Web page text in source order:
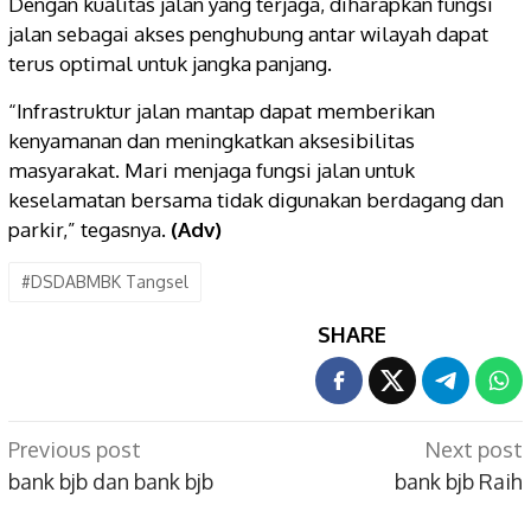
jalan sebagai akses penghubung antar wilayah dapat
terus optimal untuk jangka panjang.
“Infrastruktur jalan mantap dapat memberikan
kenyamanan dan meningkatkan aksesibilitas
masyarakat. Mari menjaga fungsi jalan untuk
keselamatan bersama tidak digunakan berdagang dan
parkir,” tegasnya. (Adv)
#DSDABMBK Tangsel
SHARE
Post
navigation
Previous post
bank bjb dan bank bjb
Next post
bank bjb Raih